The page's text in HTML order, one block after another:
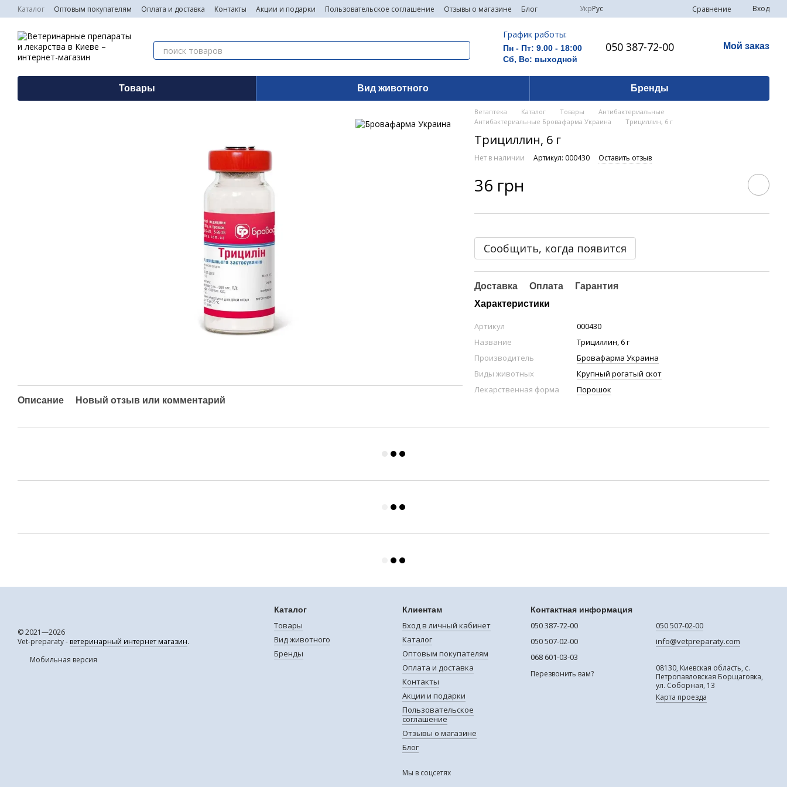
Перейти к основному контенту
Каталог Оптовым покупателям Оплата и доставка Контакты Акции и подарки Пользовательское соглашение Отзывы о магазине Блог УкрРус Сравнение Вход
График работы:
Пн - Пт: 9.00 - 18:00
Сб, Вс: выходной
050 387-72-00 Мой заказ
Товары Вид животного Бренды
Описание Новый отзыв или комментарий
Ветаптека Каталог Товары
Антибактериальные
Антибактериальные Бровафарма Украина
Трициллин, 6 г
Трициллин, 6 г
Нет в наличии Артикул: 000430 Оставить отзыв
36 грн
Сообщить, когда появится
Доставка Оплата
Гарантия
Характеристики
Артикул
000430
Название
Трициллин, 6 г
Производитель
Бровафарма Украина
Виды животных
Крупный рогатый скот
Лекарственная форма
Порошок
© 2021—2026
Vet-preparaty - ветеринарный интернет магазин.
Мобильная версия
Каталог
Товары
Вид животного
Бренды
Клиентам
Вход в личный кабинет
Каталог
Оптовым покупателям
Оплата и доставка
Контакты
Акции и подарки
Пользовательское
соглашение
Отзывы о магазине
Блог
Мы в соцсетях
Контактная информация
050 387-72-00
050 507-02-00
068 601-03-03
Перезвонить вам?
050 507-02-00
info@vetpreparaty.com
08130, Киевская область, с.
Петропавловская Борщаговка,
ул. Соборная, 13
Карта проезда